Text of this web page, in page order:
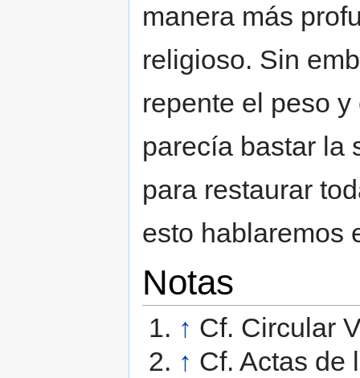
manera más
religioso. Sin
repente el peso
parecía bastar la
para restaurar
esto hablaremos
Notas
↑ Cf. Circular
↑ Cf. Actas de